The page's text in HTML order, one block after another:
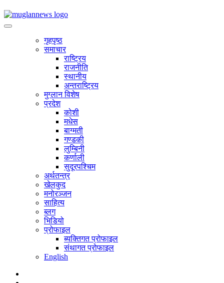
गृहपृष्ठ
समाचार
राष्ट्रिय
राजनीति
स्थानीय
अन्तराष्ट्रिय
मुग्लान विशेष
प्रदेश
कोशी
मधेस
बाग्मती
गण्डकी
लुम्बिनी
कर्णाली
सुदूरपश्चिम
अर्थतन्त्र
खेलकुद
मनोरञ्जन
साहित्य
ब्लग
भिडियो
प्रोफाइल
ब्यक्तिगत प्रोफाइल
संथागत प्रोफाइल
English